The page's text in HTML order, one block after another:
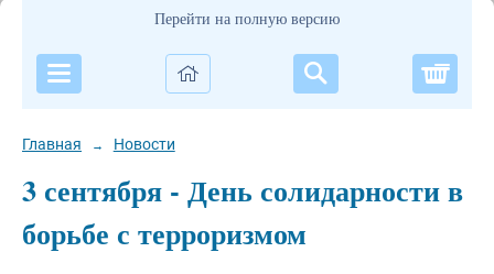
Перейти на полную версию
Главная → Новости
3 сентября - День солидарности в
борьбе с терроризмом